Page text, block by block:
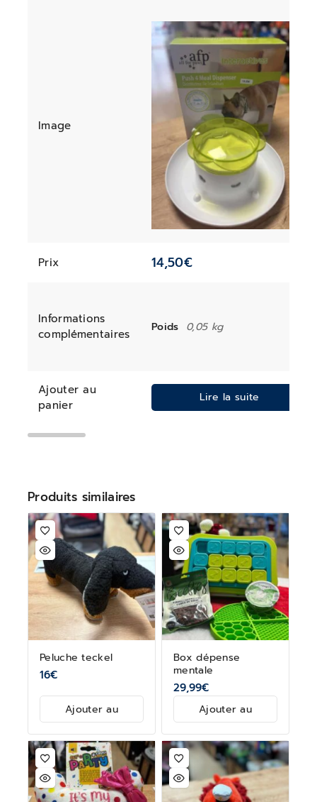
Image
Prix 14,50€
Informations
complémentaires
Poids 0,05 kg
Ajouter au
panier
Lire la suite
Produits similaires
Peluche teckel
16€
Ajouter au
Box dépense
mentale
29,99€
Ajouter au